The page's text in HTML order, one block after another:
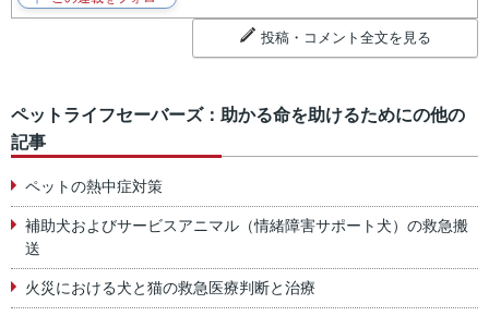
投稿・コメント全文を見る
ペットライフセーバーズ：助かる命を助けるためにの他の
記事
ペットの熱中症対策
補助犬およびサービスアニマル（情緒障害サポート犬）の救急搬
送
火災における犬と猫の救急医療判断と治療